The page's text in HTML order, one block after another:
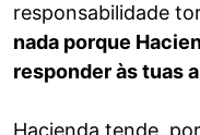
responsabilidade
nada porque
responder às tuas